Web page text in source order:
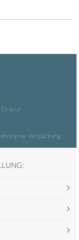
Gravur
Verpackung